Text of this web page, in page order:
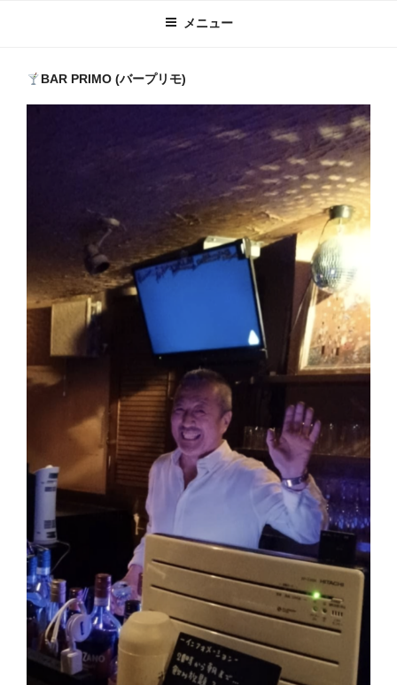
メニュー
BAR PRIMO (バープリモ)